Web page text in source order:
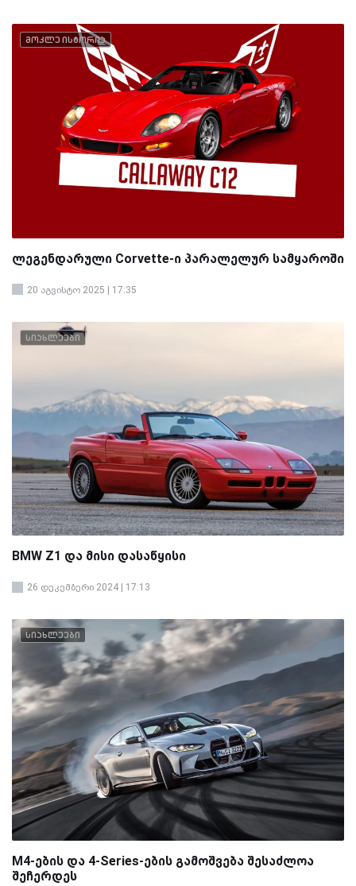
მოკლე ისტორია
ლეგენდარული Corvette-ი პარალელურ სამყაროში
20 აგვისტო 2025 | 17:35
სიახლეები
BMW Z1 და მისი დასაწყისი
26 დეკემბერი 2024 | 17:13
სიახლეები
M4-ების და 4-Series-ების გამოშვება შესაძლოა
შეჩერდეს